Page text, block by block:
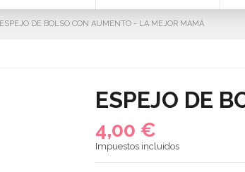
ESPEJO DE BOLSO CON AUMENTO - LA MEJOR MAMÁ
ESPEJO DE
4,00 €
Impuestos incluidos